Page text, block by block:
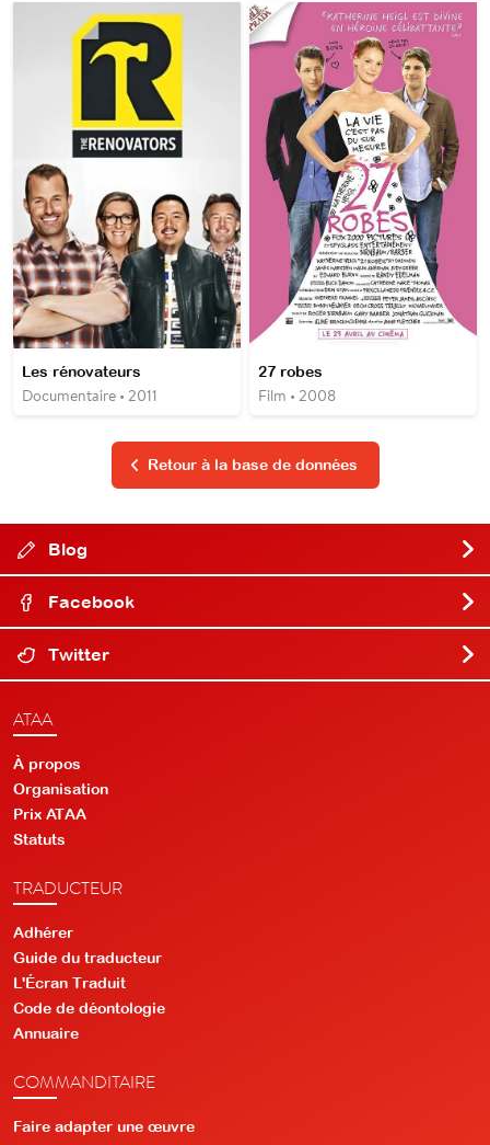
Les rénovateurs
Documentaire • 2011
27 robes
Film • 2008
Retour à la base de données
Blog
Facebook
Twitter
ATAA
À propos
Organisation
Prix ATAA
Statuts
TRADUCTEUR
Adhérer
Guide du traducteur
L'Écran Traduit
Code de déontologie
Annuaire
COMMANDITAIRE
Faire adapter une œuvre